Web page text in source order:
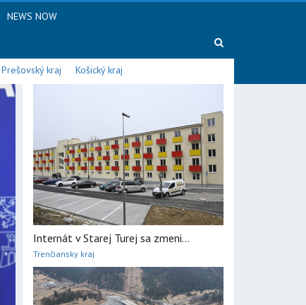
NEWS NOW
Prešovský kraj Košický kraj
Internát v Starej Turej sa zmeni...
Trenčiansky kraj